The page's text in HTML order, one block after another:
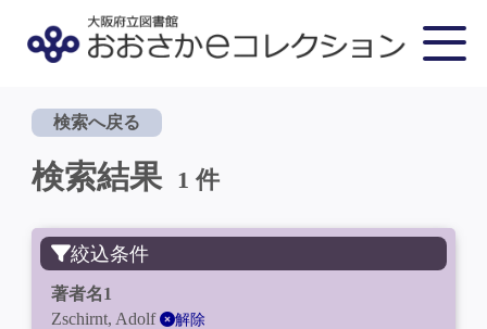
検索へ戻る
検索結果 1 件
絞込条件
著者名1
Zschirnt, Adolf
解除